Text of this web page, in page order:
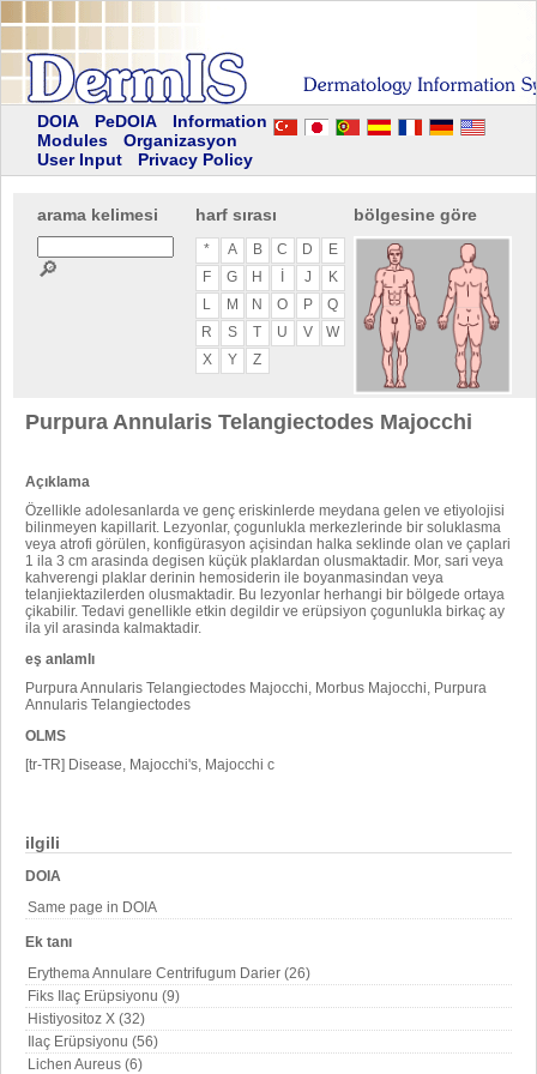
DOIA PeDOIA
Information
Modules
Organizasyon
User Input
Privacy Policy
arama kelimesi
🔎
harf sırası
* A B C D
E
F
G H J
K
L
M N O P
Q
R
S T U V
W
X
Y Z
bölgesine göre
ilgili
DOIA
Same page in DOIA
Ek tanı
Erythema Annulare Centrifugum Darier (26)
Fiks Ilaç Erüpsiyonu (9)
Histiyositoz X (32)
Ilaç Erüpsiyonu (56)
Lichen Aureus (6)
Purpura Annularis Telangiectodes Majocchi
Açıklama
Özellikle adolesanlarda ve genç eriskinlerde meydana gelen ve etiyolojisi
bilinmeyen kapillarit. Lezyonlar, çogunlukla merkezlerinde bir soluklasma
veya atrofi görülen, konfigürasyon açisindan halka seklinde olan ve çaplari
1 ila 3 cm arasinda degisen küçük plaklardan olusmaktadir. Mor, sari veya
kahverengi plaklar derinin hemosiderin ile boyanmasindan veya
telanjiektazilerden olusmaktadir. Bu lezyonlar herhangi bir bölgede ortaya
çikabilir. Tedavi genellikle etkin degildir ve erüpsiyon çogunlukla birkaç ay
ila yil arasinda kalmaktadir.
eş anlamlı
Purpura Annularis Telangiectodes Majocchi, Morbus Majocchi, Purpura
Annularis Telangiectodes
OLMS
[tr-TR] Disease, Majocchi's, Majocchi c